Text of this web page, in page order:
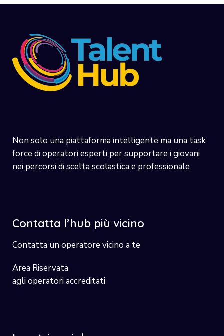
Non solo una piattaforma intelligente ma una task
force di operatori esperti per supportare i giovani
nei percorsi di scelta scolastica e professionale
Contatta l’hub più vicino
Contatta un operatore vicino a te
Area Riservata
agli operatori accreditati